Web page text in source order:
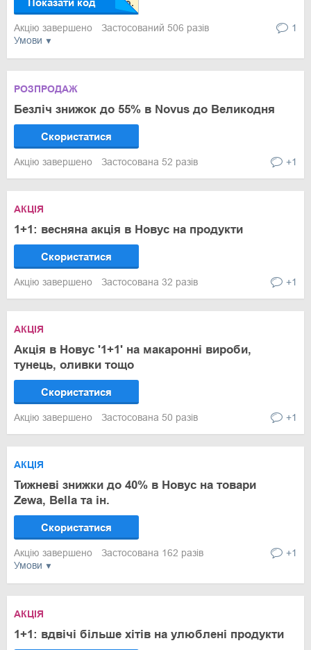
Умови
Показати код
Акцію завершено Застосований 506 разів 1
РОЗПРОДАЖ
Безліч знижок до 55% в Novus до Великодня
Скористатися
Акцію завершено Застосована 52 разів +1
АКЦІЯ
1+1: весняна акція в Новус на продукти
Скористатися
Акцію завершено Застосована 32 разів +1
АКЦІЯ
Акція в Новус '1+1' на макаронні вироби,
тунець, оливки тощо
Скористатися
Акцію завершено Застосована 50 разів +1
Умови
АКЦІЯ
Тижневі знижки до 40% в Новус на товари
Zewa, Bella та ін.
Скористатися
Акцію завершено Застосована 162 разів +1
АКЦІЯ
1+1: вдвічі більше хітів на улюблені продукти